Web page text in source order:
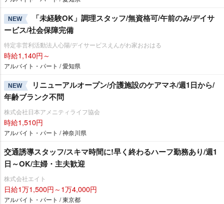
NEW
「未経験OK」調理スタッフ/無資格可/午前のみ/デイサ
ービス/社会保障完備
特定非営利活動法人心陽/デイサービスえんがわ家おおはる
時給1,140円～
アルバイト・パート / 愛知県
NEW
リニューアルオープン/介護施設のケアマネ/週1日から/
年齢ブランク不問
株式会社日本アメニティライフ協会
時給1,510円
アルバイト・パート / 神奈川県
交通誘導スタッフ/スキマ時間に!早く終わるハーフ勤務あり/週1
日～OK/主婦・主夫歓迎
株式会社エイト
日給1万1,500円～1万4,000円
アルバイト・パート / 東京都